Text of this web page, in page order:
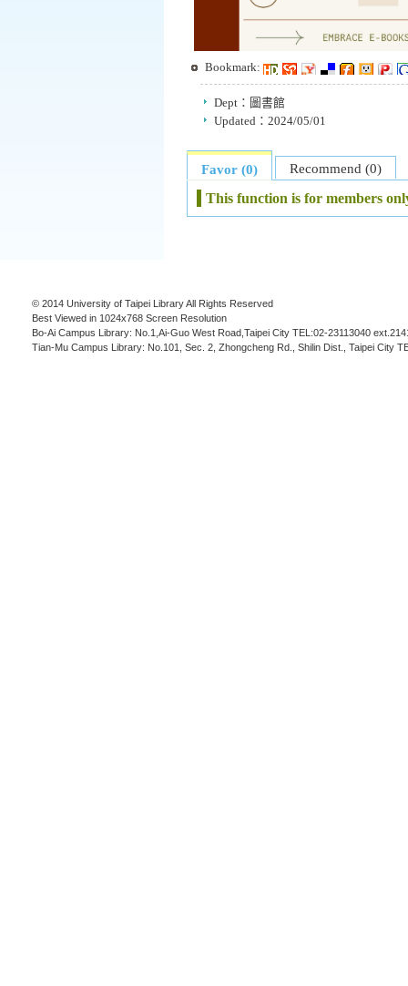
Bookmark:
Dept： 圖書館
Updated： 2024/05/01
Favor (0)
Recommend (0)
This function is for members
© 2014 University of Taipei Library All Rights Reserved
Best Viewed in 1024x768 Screen Resolution
Bo-Ai Campus Library: No.1,Ai-Guo West Road,Taipei City TEL:02-23113040
Tian-Mu Campus Library: No.101, Sec. 2, Zhongcheng Rd., Shilin Dist., Taipei City